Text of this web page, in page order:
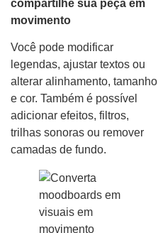
compartilhe sua peça em
movimento
Você pode modificar
legendas, ajustar textos ou
alterar alinhamento, tamanho
e cor. Também é possível
adicionar efeitos, filtros,
trilhas sonoras ou remover
camadas de fundo.